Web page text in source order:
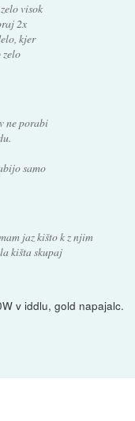
visok
2x
kjer
zelo
ne porabi
samo
jaz kišto k z njim
kišta skupaj
v iddlu, gold napajalc.